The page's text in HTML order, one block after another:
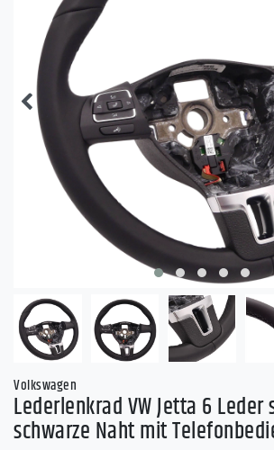
Volkswagen
Lederlenkrad VW Jetta 6 Leder
schwarze Naht mit